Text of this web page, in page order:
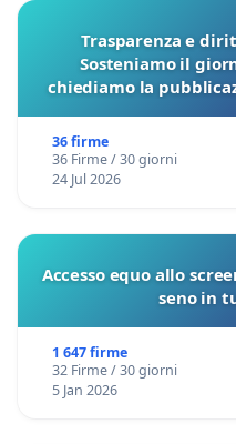
Trasparenza e
Sosteniamo il
chiediamo la
36 firme
36 Firme / 30 giorni
24 Jul 2026
Accesso equo allo
seno in
1 647 firme
32 Firme / 30 giorni
5 Jan 2026